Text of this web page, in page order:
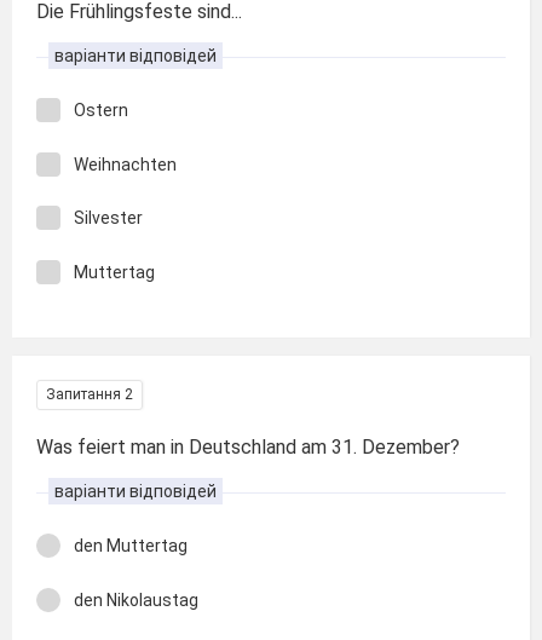
Die Frühlingsfeste sind...
варіанти відповідей
Ostern
Weihnachten
Silvester
Muttertag
Запитання 2
Was feiert man in Deutschland am 31. Dezember?
варіанти відповідей
den Muttertag
den Nikolaustag